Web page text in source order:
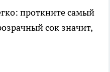
проткните самый
сок значит,